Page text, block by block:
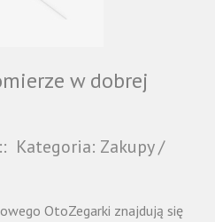
w dobrej
:: Kategoria: Zakupy /
OtoZegarki znajdują się